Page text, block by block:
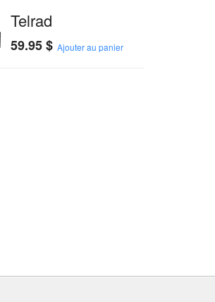
Telrad
59.95$ Ajouter au panier